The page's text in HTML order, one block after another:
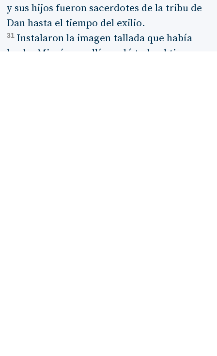
y sus hijos fueron sacerdotes de la tribu de
Dan hasta el tiempo del exilio.
31 Instalaron la imagen tallada que había
hecho Micaías, y allí quedó todo el tiempo